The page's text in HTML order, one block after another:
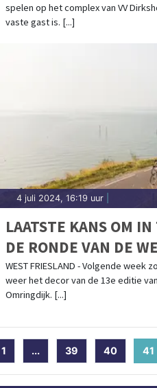
spelen op het complex van VV
vaste gast is. [...]
4 juli 2024, 16:19 uur
LAATSTE KANS OM
DE RONDE VAN DE
OMRINGDIJK
WEST FRIESLAND - Volgende week
weer het decor van de 13e editie
Omringdijk. [...]
1 ... 39 40 41